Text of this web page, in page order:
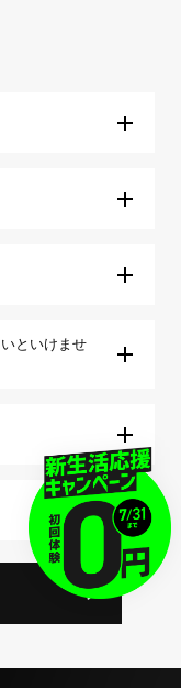
といけませ